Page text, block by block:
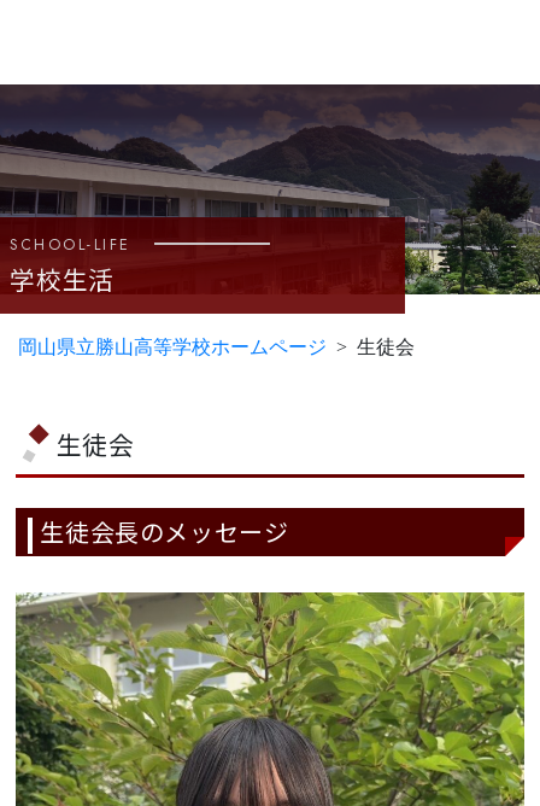
岡山県立勝山高等学校ホームページ 生徒会
SCHOOL-LIFE
学校生活
生徒会
生徒会長のメッセージ